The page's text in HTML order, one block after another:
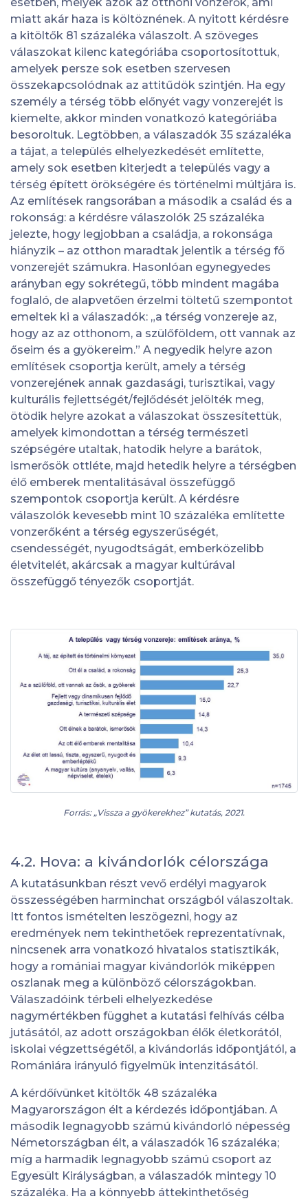
miatt akár haza is költöznének. A nyitott kérdésre
a kitöltők 81 százaléka válaszolt. A szöveges
válaszokat kilenc kategóriába csoportosítottuk,
amelyek persze sok esetben szervesen
összekapcsolódnak az attitűdök szintjén. Ha egy
személy a térség több előnyét vagy vonzerejét is
kiemelte, akkor minden vonatkozó kategóriába
besoroltuk. Legtöbben, a válaszadók 35 százaléka
a tájat, a település elhelyezkedését említette,
amely sok esetben kiterjedt a település vagy a
térség épített örökségére és történelmi múltjára is.
Az említések rangsorában a második a család és a
rokonság: a kérdésre válaszolók 25 százaléka
jelezte, hogy legjobban a családja, a rokonsága
hiányzik – az otthon maradtak jelentik a térség fő
vonzerejét számukra. Hasonlóan egynegyedes
arányban egy sokrétegű, több mindent magába
foglaló, de alapvetően érzelmi töltetű szempontot
emeltek ki a válaszadók: „a térség vonzereje az,
hogy az az otthonom, a szülőföldem, ott vannak az
őseim és a gyökereim.” A negyedik helyre azon
említések csoportja került, amely a térség
vonzerejének annak gazdasági, turisztikai, vagy
kulturális fejlettségét/fejlődését jelölték meg,
ötödik helyre azokat a válaszokat összesítettük,
amelyek kimondottan a térség természeti
szépségére utaltak, hatodik helyre a barátok,
ismerősök ottléte, majd hetedik helyre a térségben
élő emberek mentalitásával összefüggő
szempontok csoportja került. A kérdésre
válaszolók kevesebb mint 10 százaléka említette
vonzerőként a térség egyszerűségét,
csendességét, nyugodtságát, emberközelibb
életvitelét, akárcsak a magyar kultúrával
összefüggő tényezők csoportját.
Forrás: „Vissza a gyökerekhez” kutatás, 2021.
4.2. Hova: a kivándorlók célországa
A kutatásunkban részt vevő erdélyi magyarok
összességében harminchat országból válaszoltak.
Itt fontos ismételten leszögezni, hogy az
eredmények nem tekinthetőek reprezentatívnak,
nincsenek arra vonatkozó hivatalos statisztikák,
hogy a romániai magyar kivándorlók miképpen
oszlanak meg a különböző célországokban.
Válaszadóink térbeli elhelyezkedése
nagymértékben függhet a kutatási felhívás célba
jutásától, az adott országokban élők életkorától,
iskolai végzettségétől, a kivándorlás időpontjától, a
Romániára irányuló figyelmük intenzitásától.
A kérdőívünket kitöltők 48 százaléka
Magyarországon élt a kérdezés időpontjában. A
második legnagyobb számú kivándorló népesség
Németországban élt, a válaszadók 16 százaléka;
míg a harmadik legnagyobb számú csoport az
Egyesült Királyságban, a válaszadók mintegy 10
százaléka. Ha a könnyebb áttekinthetőség